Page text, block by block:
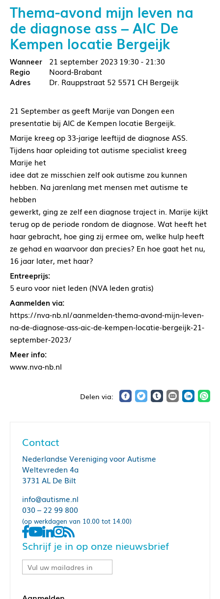
Thema-avond mijn leven na
de diagnose ass – AIC De
Kempen locatie Bergeijk
21 september 2023 19:30 - 21:30
Noord-Brabant
Dr. Rauppstraat 52 5571 CH Bergeijk
21 September as geeft Marije van Dongen een
presentatie bij AIC de Kempen locatie Bergeijk.
Marije kreeg op 33-jarige leeftijd de diagnose ASS.
Tijdens haar opleiding tot autisme specialist kreeg
Marije het
idee dat ze misschien zelf ook autisme zou kunnen
hebben. Na jarenlang met mensen met autisme te
hebben
gewerkt, ging ze zelf een diagnose traject in. Marije kijkt
terug op de periode rondom de diagnose. Wat heeft het
haar gebracht, hoe ging zij ermee om, welke hulp heeft
ze gehad en waarvoor dan precies? En hoe gaat het nu,
16 jaar later, met haar?
Entreeprijs:
5 euro voor niet leden (NVA leden gratis)
Aanmelden via:
https://nva-nb.nl/aanmelden-thema-avond-mijn-leven-
na-de-diagnose-ass-aic-de-kempen-locatie-bergeijk-21-
september-2023/
Meer info:
www.nva-nb.nl
Contact
Nederlandse Vereniging voor Autisme
Weltevreden 4a
3731 AL De Bilt
info@autisme.nl
030 – 22 99 800
(op werkdagen van 10.00 tot 14.00)
Schrijf je in op onze nieuwsbrief